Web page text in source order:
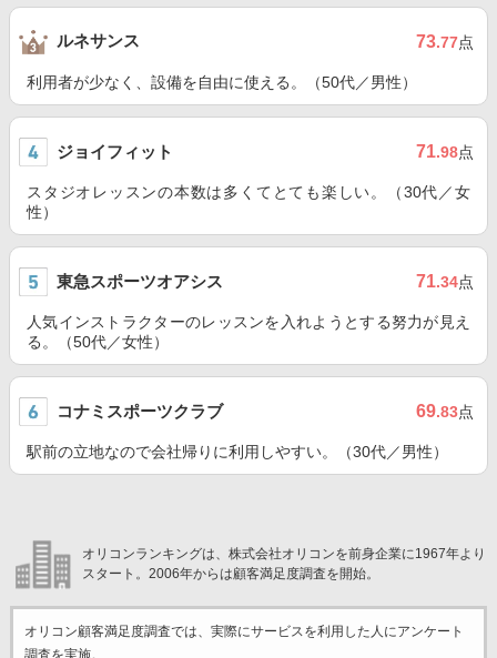
ルネサンス 73.77点
利用者が少なく、設備を自由に使える。（50代／男性）
ジョイフィット 71.98点
スタジオレッスンの本数は多くてとても楽しい。（30代／女
性）
東急スポーツオアシス 71.34点
人気インストラクターのレッスンを入れようとする努力が見え
る。（50代／女性）
コナミスポーツクラブ 69.83点
駅前の立地なので会社帰りに利用しやすい。（30代／男性）
オリコンランキングは、株式会社オリコンを前身企業に1967年より
スタート。2006年からは顧客満足度調査を開始。
オリコン顧客満足度調査では、実際にサービスを利用した 人にアンケート
調査を実施。